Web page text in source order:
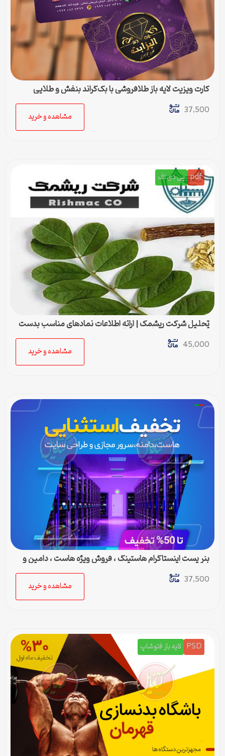
کارت ویزیت لایه باز طلافروشی با بک‌گراند بنفش و طلایی
37,500
مشاهده و خرید
pdf پی دی اف
تحلیل شرکت ریشمک | ارائه اطلاعات نمادهای مناسب بدست
آمده با رویکرد تحیلی تکنیکال
45,000
مشاهده و خرید
بنر پست اینستاگرام هاستینگ ، فروش ویژه هاست ، دامین و
سرور مجازی
37,500
مشاهده و خرید
PSD لایه باز فتوشاپ